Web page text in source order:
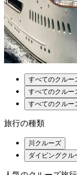
すべてのクルー
すべてのクルー
すべてのクルー
旅行の種類
川クルーズ
ダイビングクル